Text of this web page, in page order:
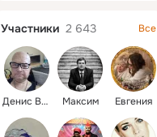
Участники 2 643 Все
Денис Васильевич Максим Евгения